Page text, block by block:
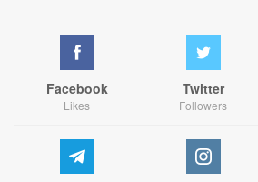
Facebook
Likes
Twitter
Followers